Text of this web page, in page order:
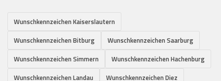
Wunschkennzeichen Kaiserslautern
Wunschkennzeichen Bitburg
Wunschkennzeichen Saarburg
Wunschkennzeichen Simmern
Wunschkennzeichen Hachenburg
Wunschkennzeichen Landau
Wunschkennzeichen Diez